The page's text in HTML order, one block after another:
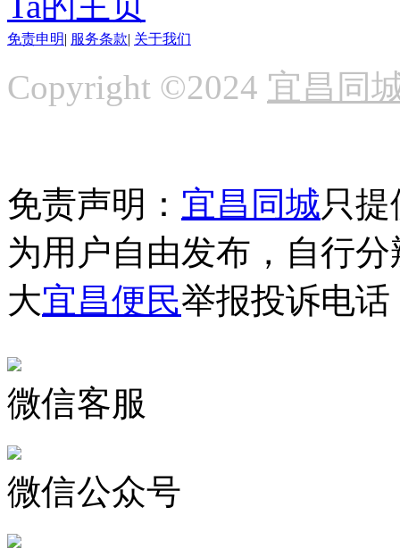
免责申明| 服务条款| 关于我们
Copyright ©2024 宜昌同
免责声明： 宜昌同城只
为用户自由发布，自行
大宜昌便民举报投诉电话
微信客服
微信公众号